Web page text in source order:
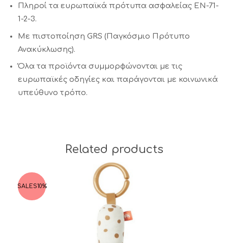
Πληροί τα ευρωπαϊκά πρότυπα ασφαλείας EN-71-
1-2-3.
Με πιστοποίηση GRS (Παγκόσμιο Πρότυπο
Ανακύκλωσης).
Όλα τα προϊόντα συμμορφώνονται με τις
ευρωπαϊκές οδηγίες και παράγονται με κοινωνικά
υπεύθυνο τρόπο.
Related products
SALES10%